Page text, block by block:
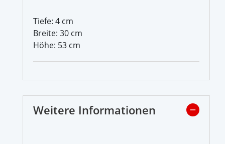
Tiefe: 4 cm
Breite: 30 cm
Höhe: 53 cm
Weitere Informationen